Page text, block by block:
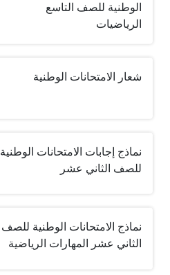
الوطنية للصف التاسع
الرياضيات
شعار الامتحانات الوطنية
نماذج إجابات الامتحانات الوطنية
للصف الثاني عشر
نماذج الامتحانات الوطنية للصف
الثاني عشر المهارات الرياضية